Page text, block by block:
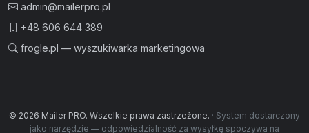
admin@mailerpro.pl
+48 606 644 389
frogle.pl — wyszukiwarka marketingowa
© 2026 Mailer PRO. Wszelkie prawa zastrzeżone. · System dostarczony
jako narzędzie — odpowiedzialność za wysyłkę spoczywa na